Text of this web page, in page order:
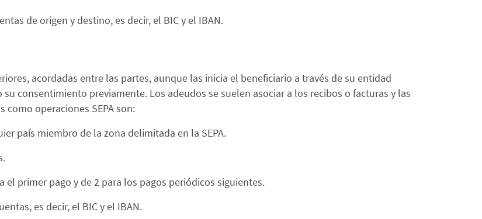
de origen y destino, es decir, el BIC y el IBAN.
acordadas entre las partes, aunque las inicia el beneficiario a través de su entidad
consentimiento previamente. Los adeudos se suelen asociar a los recibos o facturas y las
operaciones SEPA son:
país miembro de la zona delimitada en la SEPA.
primer pago y de 2 para los pagos periódicos siguientes.
es decir, el BIC y el IBAN.